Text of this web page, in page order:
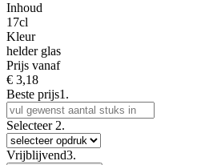
Inhoud
17cl
Kleur
helder glas
Prijs vanaf
€ 3,18
Beste prijs1.
Selecteer 2.
Vrijblijvend3.